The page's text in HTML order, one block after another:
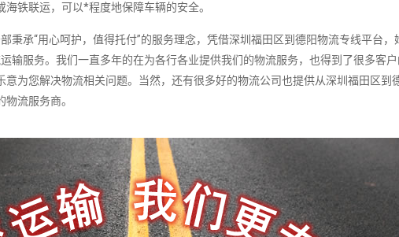
铁联运，可以*程度地保障车辆的安全。
承“用心呵护，值得托付”的服务理念，凭借深圳福田区到德阳物流专线平台，
输服务。我们一直多年的在为各行各业提供我们的物流服务，也得到了很多客
为您解决物流相关问题。当然，还有很多好的物流公司也提供从深圳福田区到
流服务商。